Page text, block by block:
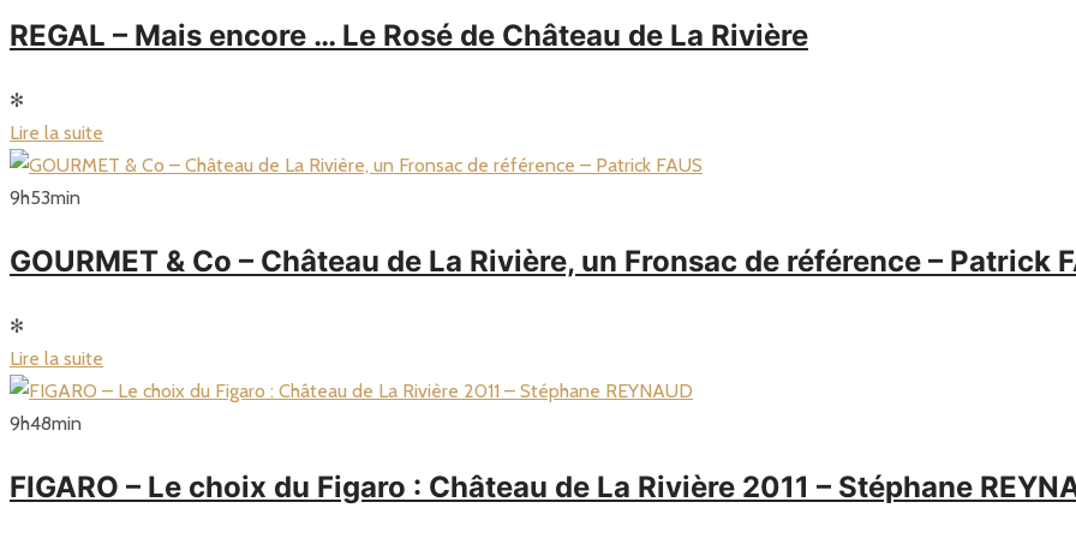
REGAL – Mais encore … Le Rosé de Château de La Rivière
✻
Lire la suite
9h53min
GOURMET & Co – Château de La Rivière, un Fronsac de référence – Patrick
✻
Lire la suite
9h48min
FIGARO – Le choix du Figaro : Château de La Rivière 2011 – Stéphane